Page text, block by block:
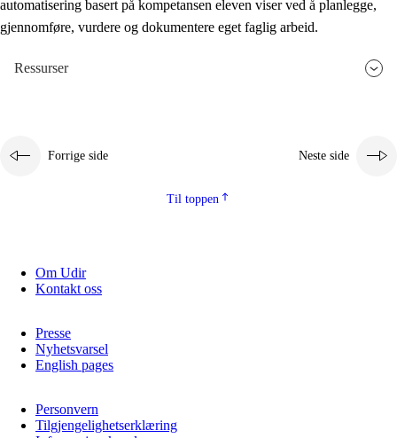
automatisering basert på kompetansen eleven viser ved å planlegge,
gjennomføre, vurdere og dokumentere eget faglig arbeid.
Ressurser
Forrige side Neste side
Til toppen
Om Udir
Kontakt oss
Presse
Nyhetsvarsel
English pages
Personvern
Tilgjengelighetserklæring